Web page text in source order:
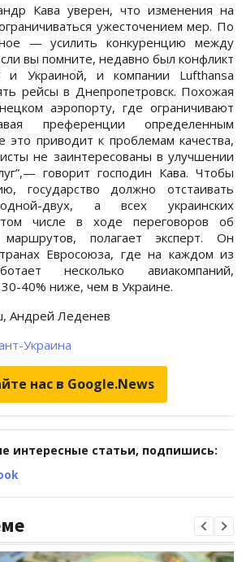
Кава уверен, что изменения на
ужесточением мер. По
— усилить конкуренцию между
вы помните, недавно был конфликт
и Украиной, и компании Lufthansa
рейсы в Днепропетровск. Похожая
аэропорту, где ограничивают
преференции определенным
это приводит к проблемам качества,
не заинтересованы в улучшении
говорит господин Кава. Чтобы
государство должно отстаивать
двух, а всех украинских
числе в ходе переговоров об
полагает эксперт. Он
Евросоюза, где на каждом из
несколько авиакомпаний,
30-40% ниже, чем в Украине.
Андрей Леденев
Украина
нас в Google.News
интересные статьи, подпишись: